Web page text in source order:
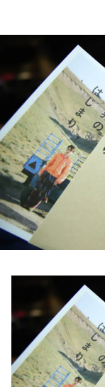
お知らせ
イベント・
YouTube
会社情報